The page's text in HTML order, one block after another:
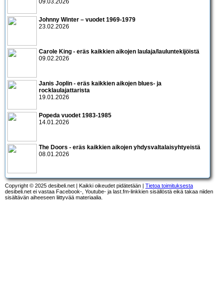
09.03.2026
Johnny Winter – vuodet 1969-1979
23.02.2026
Carole King - eräs kaikkien aikojen laulaja/lauluntekijöistä
09.02.2026
Janis Joplin - eräs kaikkien aikojen blues- ja
rocklaulajattarista
19.01.2026
Popeda vuodet 1983-1985
14.01.2026
The Doors - eräs kaikkien aikojen yhdysvaltalaisyhtyeistä
08.01.2026
Copyright © 2025 desibeli.net | Kaikki oikeudet pidätetään | Tietoa toimituksesta
desibeli.net ei vastaa Facebook-, Youtube- ja last.fm-linkkien sisällöstä eikä takaa niiden
sisältävän aiheeseen liittyvää materiaalia.